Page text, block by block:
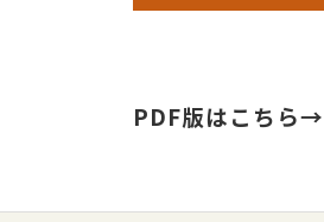
PDF版はこちら→